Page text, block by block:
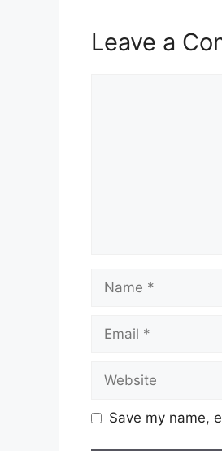
Leave a
Name
Email
Website
Save my name,